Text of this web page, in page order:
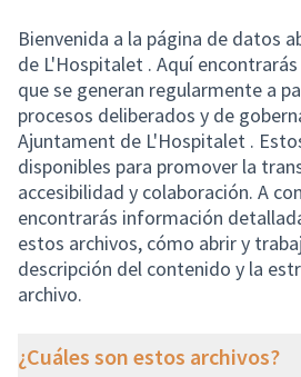
Bienvenida a la página de datos
de L'Hospitalet . Aquí
que se generan regularmente a
procesos deliberados y de
Ajuntament de L'Hospitalet .
disponibles para promover la
accesibilidad y colaboración. A
encontrarás información
estos archivos, cómo abrir y
descripción del contenido y la
archivo.
¿Cuáles son estos archivos?